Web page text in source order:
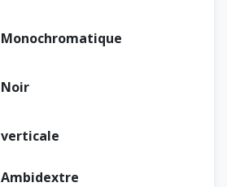
Monochromatique
Noir
verticale
Ambidextre